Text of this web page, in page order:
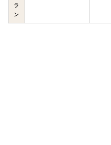
ラ
ン